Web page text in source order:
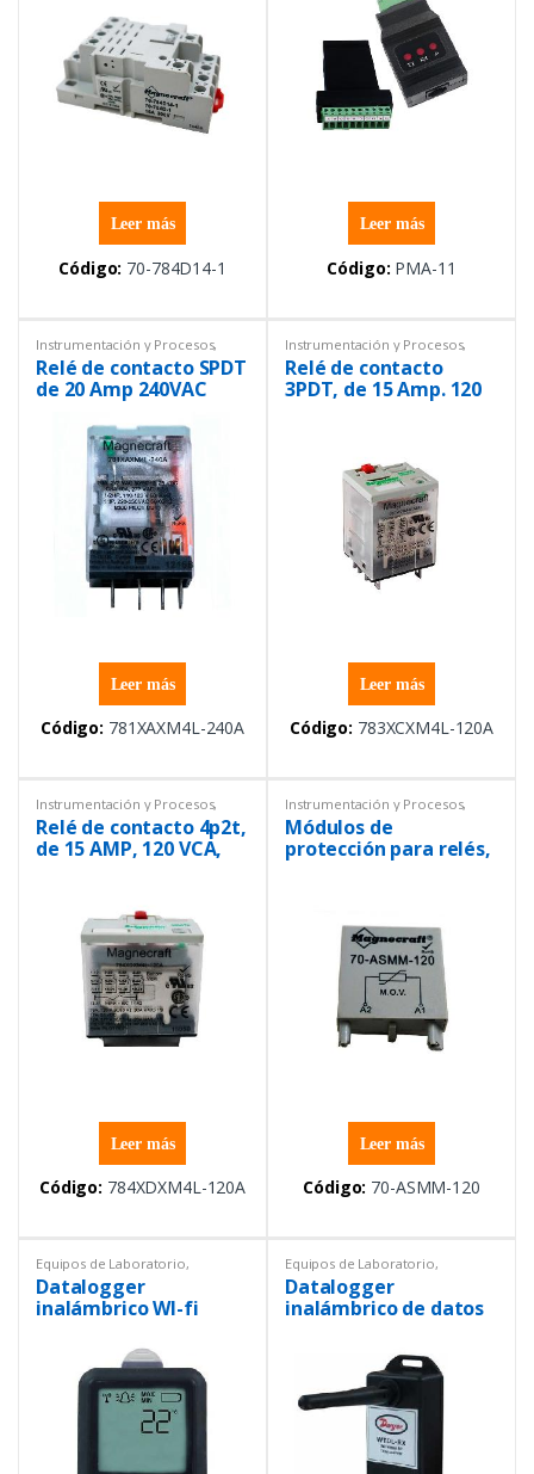
Leer más
Código: 70-784D14-1
Leer más
Código: PMA-11
Instrumentación y Procesos,
Relés
Relé de contacto SPDT
de 20 Amp 240VAC
Leer más
Código: 781XAXM4L-240A
Instrumentación y Procesos,
Relés
Relé de contacto
3PDT, de 15 Amp. 120
Leer más
Código: 783XCXM4L-120A
Instrumentación y Procesos,
Relés
Relé de contacto 4p2t,
de 15 AMP, 120 VCA,
Leer más
Código: 784XDXM4L-120A
Instrumentación y Procesos,
Relés
Módulos de
protección para relés,
Leer más
Código: 70-ASMM-120
Equipos de Laboratorio,
Temperatura
Termohigrómetros
Datalogger
inalámbrico WI-fi
Equipos de Laboratorio,
Temperatura
Termohigrómetros
Datalogger
inalámbrico de datos
humedad serie WTDL